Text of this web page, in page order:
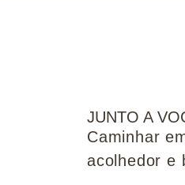
JUNTO A
Caminhar
acolhedor e